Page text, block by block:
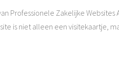
Professionele Zakelijke
is niet alleen een visitekaartje,